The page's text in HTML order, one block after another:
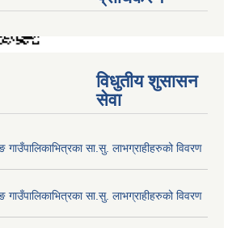
विधुतीय शुसासन
सेवा
सा.सु. लाभग्राहीहरुको विवरण
सा.सु. लाभग्राहीहरुको विवरण